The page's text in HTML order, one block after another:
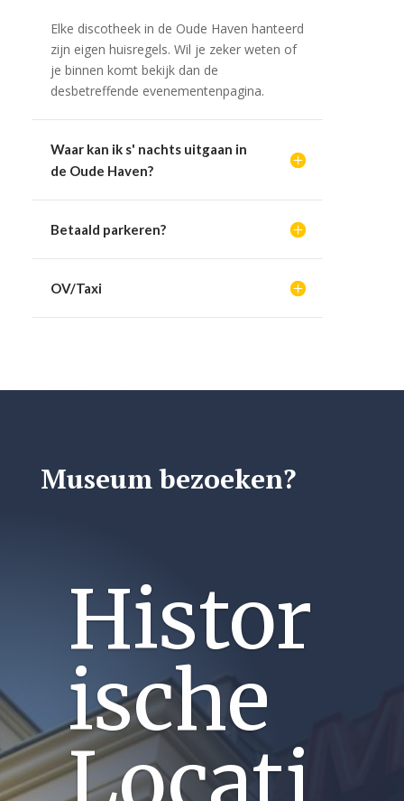
Elke discotheek in de Oude Haven hanteerd
zijn eigen huisregels. Wil je zeker weten of
je binnen komt bekijk dan de
desbetreffende evenementenpagina.
Waar kan ik s' nachts uitgaan in
de Oude Haven?
Betaald parkeren?
OV/Taxi
Museum bezoeken?
Piet
Blom